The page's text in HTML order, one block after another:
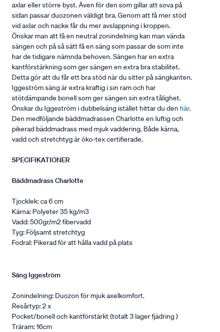
axlar eller större byst. Även för den som gillar att sova på
sidan passar duozonen väldigt bra. Genom att få mer stöd
vid axlar och nacke får du mer avslappning i kroppen.
Önskar man att få en neutral zonindelning kan man vända
sängen och på så sätt få en säng som passar de som inte
har de tidigare nämnda behoven. Sängen har en extra
kantförstärkning som ger sängen en extra bra stabilitet.
Detta gör att du får ett bra stöd när du sitter på sängkanten.
Iggeström säng är extra kraftig i sin ram och har
stötdämpande bonell som ger sängen sin extra tålighet.
Önskar du Iggeström i dubbelsäng istället hittar du den här.
Den medföljande bäddmadrassen Charlotte en luftig och
pikerad bäddmadrass med mjuk vaddering. Både kärna,
vadd och stretchtyg är öko-tex certifierade.
SPECIFIKATIONER
Bäddmadrass Charlotte
Tjocklek: ca 6 cm
Kärna: Polyeter 35 kg/m3
Vadd: 500gr/m2 fibervadd
Tyg: Följsamt stretchtyg
Fodral: Pikerad för att hålla vadd på plats
Säng Iggeström
Zonindelning: Duozon för mjuk axelkomfort.
Resårtyp: 2 x
Pocket/bonell och kantförstärkt (totalt 3 lager fjädring )
Träram: 16cm